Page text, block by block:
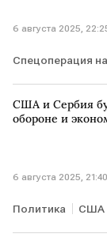
6 августа 2025,
Спецоперация
Конфликт на
США и Сербия
обороне и
6 августа 2025, 21:40
Политика США